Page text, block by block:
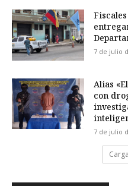
7 de julio
Alias
con
7 de julio